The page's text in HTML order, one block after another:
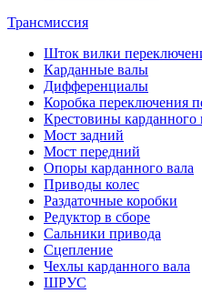
Трансмиссия
Шток вилки
Карданные валы
Дифференциалы
Коробка переключения
Крестовины карданного
Мост задний
Мост передний
Опоры карданного вала
Приводы колес
Раздаточные коробки
Редуктор в сборе
Сальники привода
Сцепление
Чехлы карданного вала
ШРУС